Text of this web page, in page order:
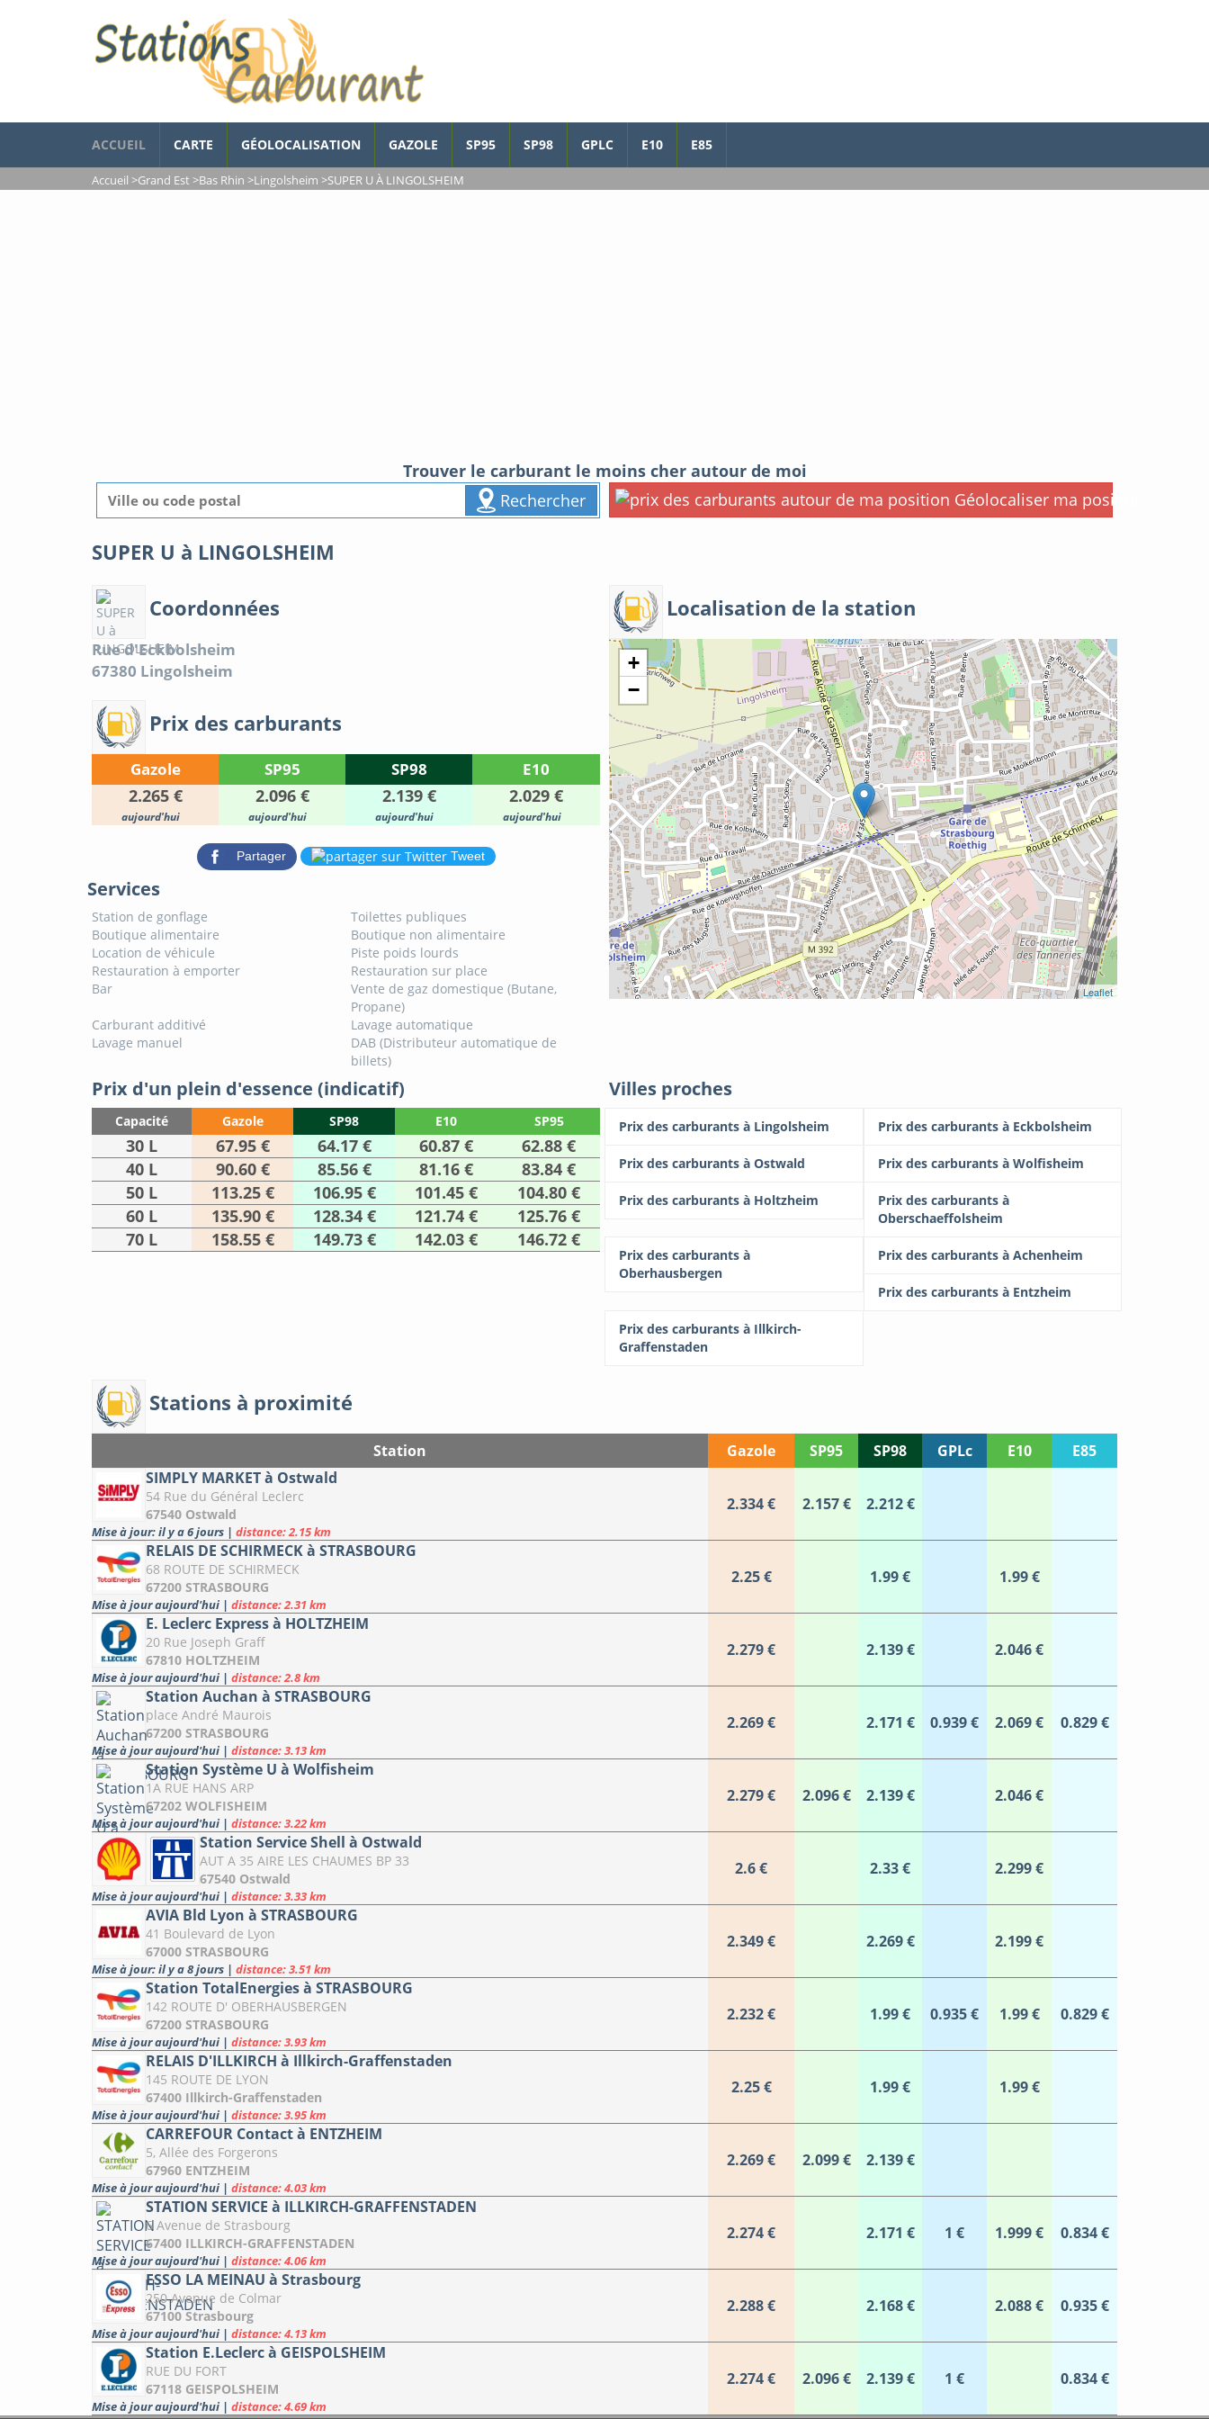
ACCUEIL CARTE GÉOLOCALISATION GAZOLE SP95 SP98 GPLC E10 E85
Accueil >Grand Est >Bas Rhin >Lingolsheim >SUPER U À LINGOLSHEIM
Trouver le carburant le moins cher autour de moi
Rechercher
Géolocaliser ma position
SUPER U à LINGOLSHEIM
Coordonnées
Rue d'Eckbolsheim
67380 Lingolsheim
Prix des carburants
Gazole SP95 SP98 E10
2.265 € 2.096 € 2.139 € 2.029 €
aujourd'hui aujourd'hui aujourd'hui aujourd'hui
Partager Tweet
Services
Station de gonflage
Toilettes publiques
Boutique alimentaire
Boutique non alimentaire
Location de véhicule
Piste poids lourds
Restauration à emporter
Restauration sur place
Bar
Vente de gaz domestique (Butane,
Propane)
Carburant additivé
Lavage automatique
Lavage manuel
DAB (Distributeur automatique de
billets)
Localisation de la station
+
−
Leaflet
Prix d'un plein d'essence (indicatif)
Capacité Gazole SP98 E10 SP95
30 L 67.95 € 64.17 € 60.87 €
62.88 €
40 L
90.60 € 85.56 € 81.16 €
83.84 €
50 L
113.25 € 106.95 € 101.45 €
104.80 €
60 L
135.90 € 128.34 € 121.74 €
125.76 €
70 L
158.55 € 149.73 € 142.03 € 146.72 €
Villes proches
Prix des carburants à Lingolsheim Prix des carburants à Eckbolsheim
Prix des carburants à Ostwald Prix des carburants à Wolfisheim
Prix des carburants à Holtzheim
Prix des carburants à
Oberschaeffolsheim
Prix des carburants à
Oberhausbergen
Prix des carburants à Achenheim
Prix des carburants à Entzheim
Prix des carburants à Illkirch-
Graffenstaden
Stations à proximité
Station Gazole SP95 SP98 GPLc E10
E85
SIMPLY MARKET à Ostwald
54 Rue du Général Leclerc
67540 Ostwald
Mise à jour: il y a 6 jours | distance: 2.15 km
2.334 € 2.157 € 2.212 €
RELAIS DE SCHIRMECK à STRASBOURG
68 ROUTE DE SCHIRMECK
67200 STRASBOURG
Mise à jour aujourd'hui | distance: 2.31 km
2.25 € 1.99 € 1.99 €
E. Leclerc Express à HOLTZHEIM
20 Rue Joseph Graff
67810 HOLTZHEIM
Mise à jour aujourd'hui | distance: 2.8 km
2.279 € 2.139 € 2.046 €
Station Auchan à STRASBOURG
place André Maurois
67200 STRASBOURG
Mise à jour aujourd'hui | distance: 3.13 km
2.269 € 2.171 € 0.939 € 2.069 € 0.829 €
Station Système U à Wolfisheim
1A RUE HANS ARP
67202 WOLFISHEIM
Mise à jour aujourd'hui | distance: 3.22 km
2.279 € 2.096 € 2.139 € 2.046 €
Station Service Shell à Ostwald
AUT A 35 AIRE LES CHAUMES BP 33
67540 Ostwald
Mise à jour aujourd'hui | distance: 3.33 km
2.6 € 2.33 € 2.299 €
AVIA Bld Lyon à STRASBOURG
41 Boulevard de Lyon
67000 STRASBOURG
Mise à jour: il y a 8 jours | distance: 3.51 km
2.349 € 2.269 € 2.199 €
Station TotalEnergies à STRASBOURG
142 ROUTE D' OBERHAUSBERGEN
67200 STRASBOURG
Mise à jour aujourd'hui | distance: 3.93 km
2.232 € 1.99 € 0.935 € 1.99 € 0.829 €
RELAIS D'ILLKIRCH à Illkirch-Graffenstaden
145 ROUTE DE LYON
67400 Illkirch-Graffenstaden
Mise à jour aujourd'hui | distance: 3.95 km
2.25 € 1.99 € 1.99 €
CARREFOUR Contact à ENTZHEIM
5, Allée des Forgerons
67960 ENTZHEIM
Mise à jour aujourd'hui | distance: 4.03 km
2.269 € 2.099 € 2.139 €
STATION SERVICE à ILLKIRCH-GRAFFENSTADEN
6 Avenue de Strasbourg
67400 ILLKIRCH-GRAFFENSTADEN
Mise à jour aujourd'hui | distance: 4.06 km
2.274 € 2.171 € 1 € 1.999 € 0.834 €
ESSO LA MEINAU à Strasbourg
250 Avenue de Colmar
67100 Strasbourg
Mise à jour aujourd'hui | distance: 4.13 km
2.288 € 2.168 € 2.088 € 0.935 €
Station E.Leclerc à GEISPOLSHEIM
RUE DU FORT
67118 GEISPOLSHEIM
Mise à jour aujourd'hui | distance: 4.69 km
2.274 € 2.096 € 2.139 € 1 € 0.834 €